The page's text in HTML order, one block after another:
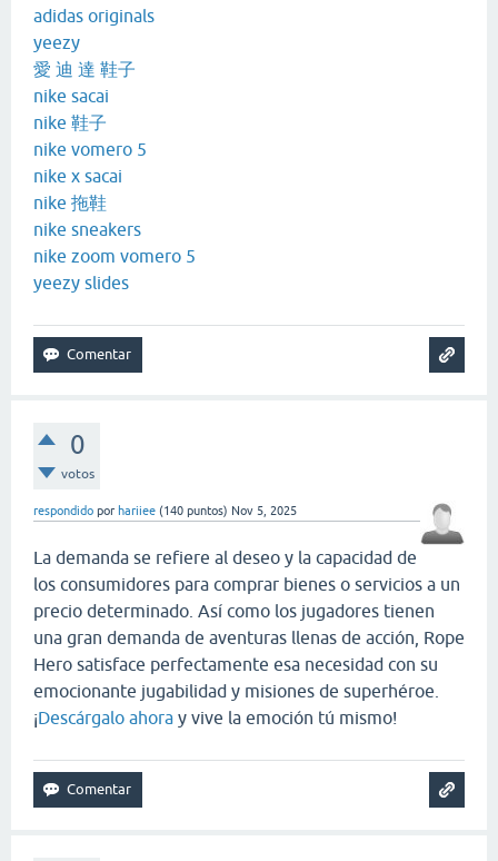
adidas originals
yeezy
愛 迪 達 鞋子
nike sacai
nike 鞋子
nike vomero 5
nike x sacai
nike 拖鞋
nike sneakers
nike zoom vomero 5
yeezy slides
0
votos
respondido por hariiee (140 puntos) Nov 5, 2025
La demanda se refiere al deseo y la capacidad de
los consumidores para comprar bienes o servicios a un
precio determinado. Así como los jugadores tienen
una gran demanda de aventuras llenas de acción, Rope
Hero satisface perfectamente esa necesidad con su
emocionante jugabilidad y misiones de superhéroe.
¡Descárgalo ahora y vive la emoción tú mismo!